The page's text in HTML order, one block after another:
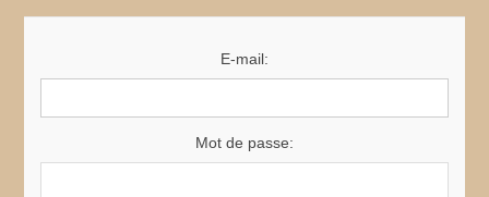
E-mail:
Mot de passe: